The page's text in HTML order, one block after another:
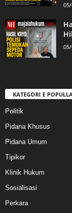
KATEGORI E
Politik
Pidana Khusus
Pidana Umum
Tipikor
Klinik Hukum
Sosialisasi
Perkara